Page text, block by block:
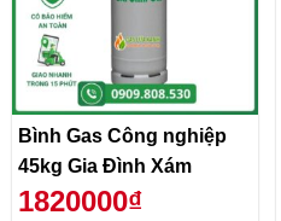
Bình Gas Công nghiệp
45kg Gia Đình Xám
1820000₫